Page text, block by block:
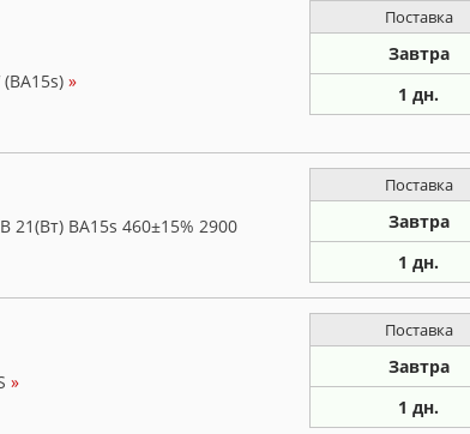
»
Поставка
Завтра
1 дн.
BA15s 460±15% 2900
Поставка
Завтра
1 дн.
»
Поставка
Завтра
1 дн.